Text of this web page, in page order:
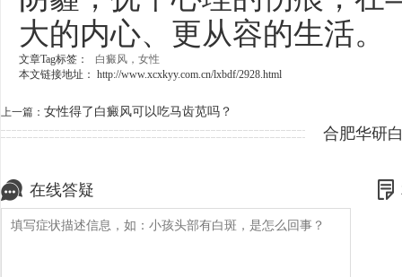
大的内心、更从容的生活。
文章Tag标签：
白癜风，女性
本文链接地址： http://www.xcxkyy.com.cn/lxbdf/2928.html
上一篇： 女性得了白癜风可以吃马齿苋吗？
合肥华研
在线答疑